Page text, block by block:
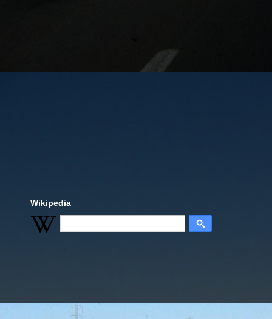
Wikipedia